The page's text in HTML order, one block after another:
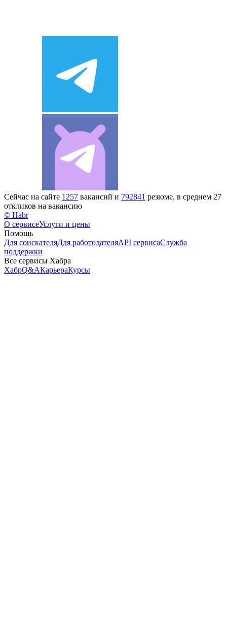
Сейчас на сайте 1257 вакансий и 792841 резюме, в среднем 27
откликов на вакансию
© Habr
О сервисеУслуги и цены
Помощь
Для соискателяДля работодателяAPI сервисаСлужба
поддержки
Все сервисы Хабра
ХабрQ&AКарьераКурсы